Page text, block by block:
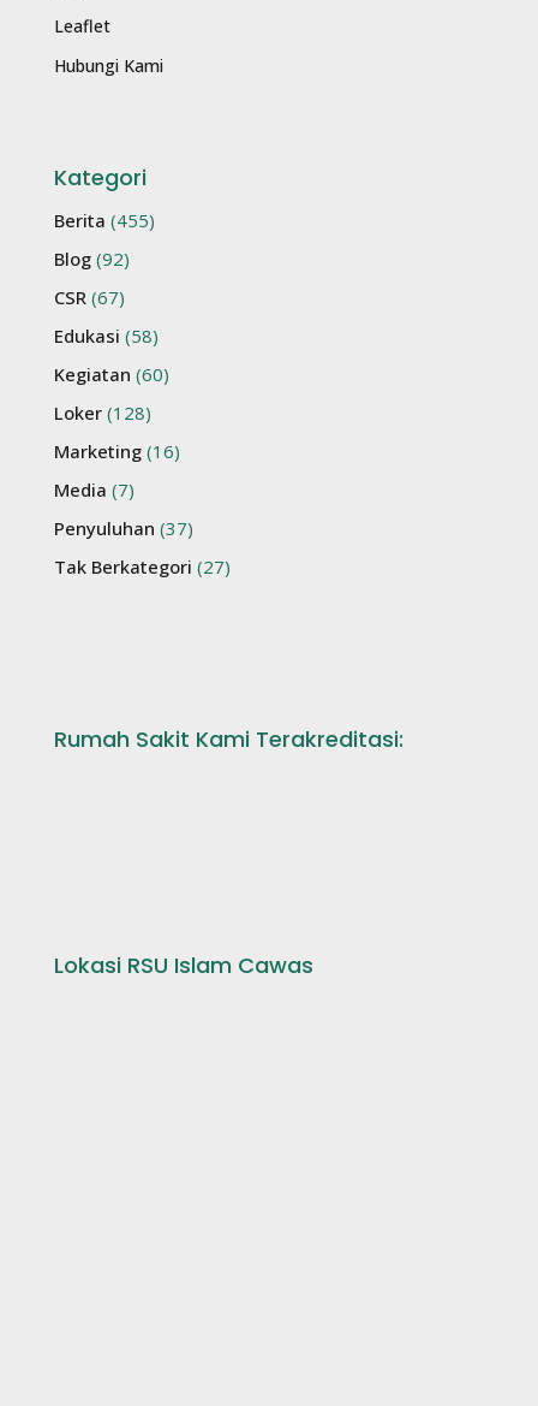
Leaflet
Hubungi Kami
Kategori
Berita (455)
Blog (92)
CSR (67)
Edukasi (58)
Kegiatan (60)
Loker (128)
Marketing (16)
Media (7)
Penyuluhan (37)
Tak Berkategori (27)
Rumah Sakit Kami Terakreditasi:
Lokasi RSU Islam Cawas